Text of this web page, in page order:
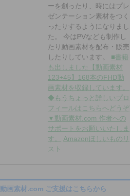
ーを創ったり、時にはプレ
ゼンテーション素材をつく
ったりするようになりまし
た。 今はPVなども制作し
たり動画素材を配布・販売
したりしています。 ■書籍
も出しました【動画素材
123+45】168本のFHD動
画素材を収録しています。
◆もうちょっと詳しいプロ
フィールはこちらへどうぞ
▼動画素材.com 作者への
サポートをお願いいたしま
す。
Amazonほしいものリ
スト
動画素材.com ご支援はこちらから